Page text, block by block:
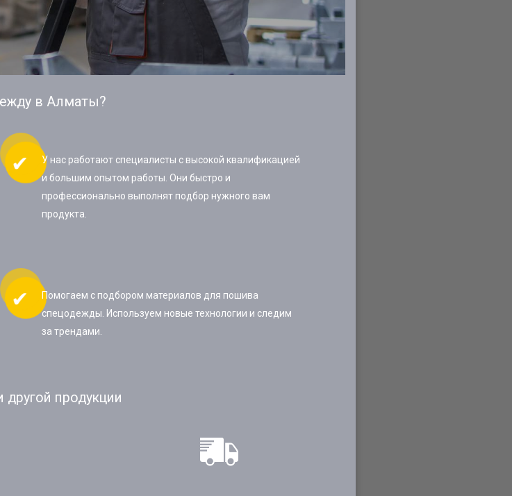
в Алматы?
У нас работают специалисты с высокой квалификацией
и большим опытом работы. Они быстро и
профессионально выполнят подбор нужного вам
продукта.
Помогаем с подбором материалов для пошива
спецодежды. Используем новые технологии и следим
за трендами.
продукции